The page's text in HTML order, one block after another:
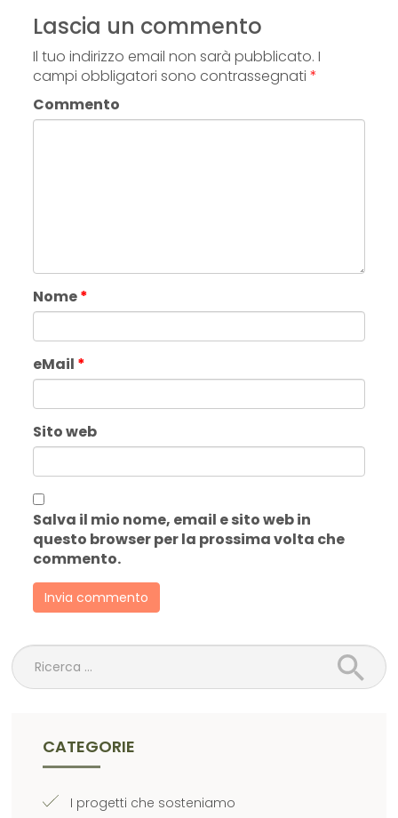
Lascia un commento
Il tuo indirizzo email non sarà pubblicato. I
campi obbligatori sono contrassegnati *
Commento
Nome*
eMail *
Sito web
Salva il mio nome, email e sito web in
questo browser per la prossima volta che
commento.
Ricerca
CATEGORIE
I progetti che sosteniamo